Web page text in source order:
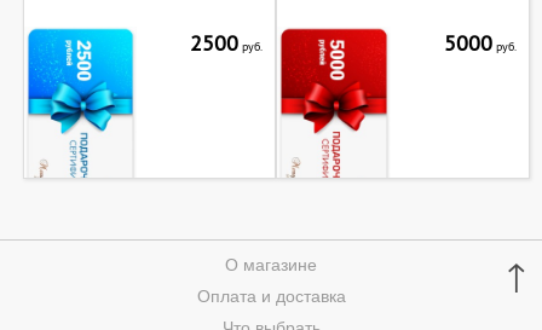
2500 руб. 5000руб.
↑
О магазине
Оплата и доставка